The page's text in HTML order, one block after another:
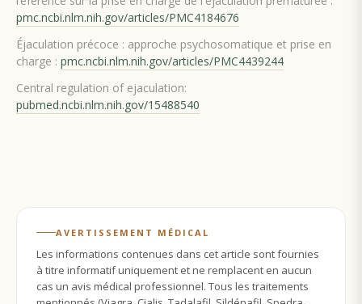
pmc.ncbi.nlm.nih.gov/articles/PMC4184676
Éjaculation précoce : approche psychosomatique et prise en
charge : pmc.ncbi.nlm.nih.gov/articles/PMC4439244
Central regulation of ejaculation:
pubmed.ncbi.nlm.nih.gov/15488540
AVERTISSEMENT MÉDICAL
Les informations contenues dans cet article sont fournies
à titre informatif uniquement et ne remplacent en aucun
cas un avis médical professionnel. Tous les traitements